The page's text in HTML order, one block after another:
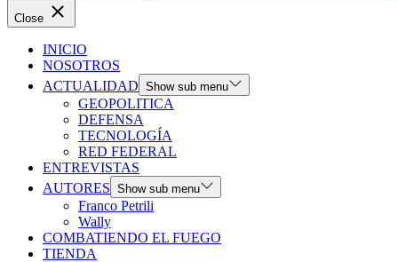
Close
INICIO
NOSOTROS
ACTUALIDAD Show sub menu
GEOPOLITICA
DEFENSA
TECNOLOGÍA
RED FEDERAL
ENTREVISTAS
AUTORES Show sub menu
Franco Petrili
Wally
COMBATIENDO EL FUEGO
TIENDA